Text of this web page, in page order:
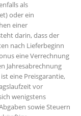
als
oder ein
einer
darin, dass der
nach Lieferbeginn
eine Verrechnung
Jahresabrechnung
eine Preisgarantie,
vor
wenigstens
sowie Steuern